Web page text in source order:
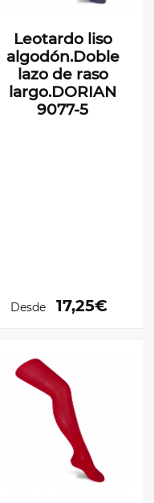
Leotardo liso
algodón.Doble
lazo de raso
largo.DORIAN
9077-5
Desde 17,25€